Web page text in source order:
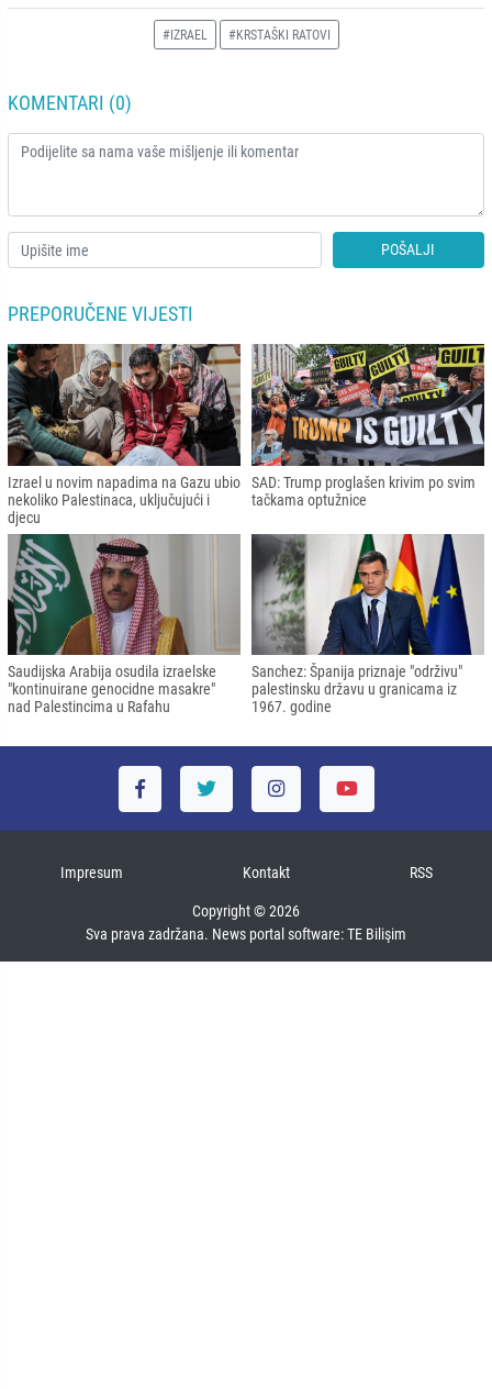
#IZRAEL #KRSTAŠKI RATOVI
KOMENTARI (0)
POŠALJI
PREPORUČENE VIJESTI
Izrael u novim napadima na Gazu ubio
nekoliko Palestinaca, uključujući i
djecu
SAD: Trump proglašen krivim po svim
tačkama optužnice
Saudijska Arabija osudila izraelske
"kontinuirane genocidne masakre"
nad Palestincima u Rafahu
Sanchez: Španija priznaje "održivu"
palestinsku državu u granicama iz
1967. godine
Impresum Kontakt RSS
Copyright © 2026
Sva prava zadržana. News portal software:TE Bilişim